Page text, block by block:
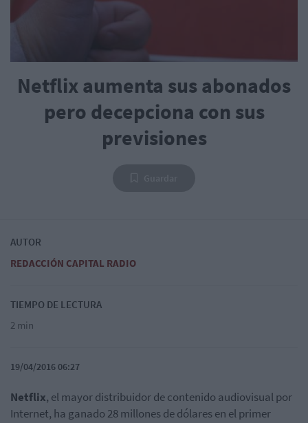
Netflix aumenta sus abonados
pero decepciona con sus
previsiones
AUTOR
REDACCIÓN CAPITAL RADIO
TIEMPO DE LECTURA
2 min
19/04/2016 06:27
Netflix, el mayor distribuidor de contenido audiovisual por
Internet, ha ganado 28 millones de dólares en el primer